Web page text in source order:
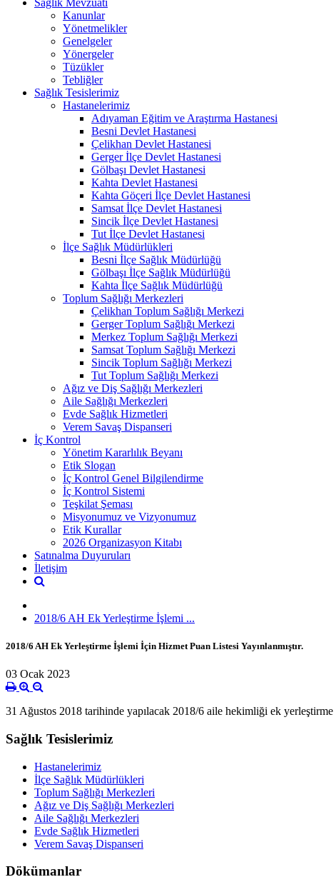
Kanunlar
Yönetmelikler
Genelgeler
Yönergeler
Tüzükler
Tebliğler
Sağlık Tesislerimiz
Hastanelerimiz
Adıyaman Eğitim ve Araştırma Hastanesi
Besni Devlet Hastanesi
Çelikhan Devlet Hastanesi
Gerger İlçe Devlet Hastanesi
Gölbaşı Devlet Hastanesi
Kahta Devlet Hastanesi
Kahta Göçeri İlçe Devlet Hastanesi
Samsat İlçe Devlet Hastanesi
Sincik İlçe Devlet Hastanesi
Tut İlçe Devlet Hastanesi
İlçe Sağlık Müdürlükleri
Besni İlçe Sağlık Müdürlüğü
Gölbaşı İlçe Sağlık Müdürlüğü
Kahta İlçe Sağlık Müdürlüğü
Toplum Sağlığı Merkezleri
Çelikhan Toplum Sağlığı Merkezi
Gerger Toplum Sağlığı Merkezi
Merkez Toplum Sağlığı Merkezi
Samsat Toplum Sağlığı Merkezi
Sincik Toplum Sağlığı Merkezi
Tut Toplum Sağlığı Merkezi
Ağız ve Diş Sağlığı Merkezleri
Aile Sağlığı Merkezleri
Evde Sağlık Hizmetleri
Verem Savaş Dispanseri
İç Kontrol
Yönetim Kararlılık Beyanı
Etik Slogan
İç Kontrol Genel Bilgilendirme
İç Kontrol Sistemi
Teşkilat Şeması
Misyonumuz ve Vizyonumuz
Etik Kurallar
2026 Organizasyon Kitabı
Satınalma Duyuruları
İletişim
2018/6 AH Ek Yerleştirme İşlemi ...
2018/6 AH Ek Yerleştirme İşlemi İçin Hizmet Puan Listesi Yayınlanmıştır.
03 Ocak 2023
31 Ağustos 2018 tarihinde yapılacak 2018/6 aile hekimliği ek
Sağlık Tesislerimiz
Hastanelerimiz
İlçe Sağlık Müdürlükleri
Toplum Sağlığı Merkezleri
Ağız ve Diş Sağlığı Merkezleri
Aile Sağlığı Merkezleri
Evde Sağlık Hizmetleri
Verem Savaş Dispanseri
Dökümanlar